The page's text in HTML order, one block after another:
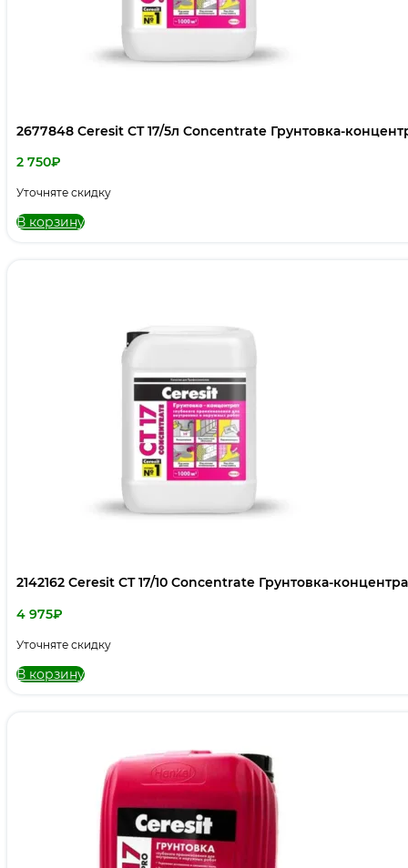
2677848 Ceresit CT 17/5л Concentrate Грунтовка-
2 750₽
Уточняте скидку
В корзину
2142162 Ceresit CT 17/10 Concentrate Грунтовка-
4 975₽
Уточняте скидку
В корзину